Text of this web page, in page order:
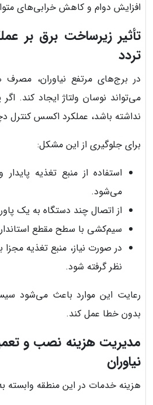
افزایش دوام و کاهش خرابی‌های
تأثیر زیرساخت برق بر
تردد
در برج‌های مرتفع نیاوران،
می‌تواند نوسان ولتاژ ایجاد کند.
نداشته باشد، عملکرد اکسس کنترل
برای جلوگیری از این مشکل:
استفاده از منبع تغذیه
می‌شود.
از اتصال چند دستگاه به یک
سیم‌کشی با سطح مقطع
در صورت نیاز، منبع تغذیه
نظر گرفته شود.
رعایت این موارد باعث می‌شود
بدون خطا عمل کند.
مدیریت هزینه نصب و
نیاوران
هزینه خدمات در این منطقه وابسته